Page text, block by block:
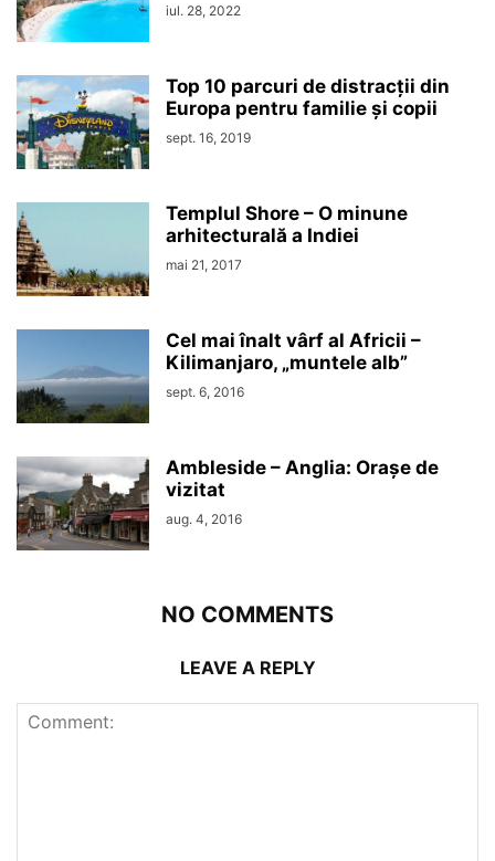
iul. 28, 2022
Top 10 parcuri de distracții din
Europa pentru familie și copii
sept. 16, 2019
Templul Shore – O minune
arhitecturală a Indiei
mai 21, 2017
Cel mai înalt vârf al Africii –
Kilimanjaro, „muntele alb”
sept. 6, 2016
Ambleside – Anglia: Orașe de
vizitat
aug. 4, 2016
NO COMMENTS
LEAVE A REPLY